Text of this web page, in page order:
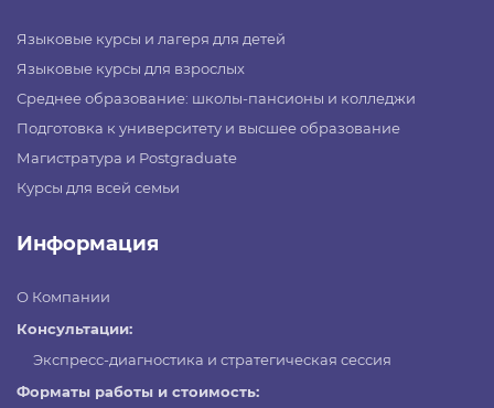
Языковые курсы и лагеря для детей
Языковые курсы для взрослых
Среднее образование: школы-пансионы и колледжи
Подготовка к университету и высшее образование
Магистратура и Postgraduate
Курсы для всей семьи
Информация
О Компании
Консультации:
Экспресс-диагностика и стратегическая сессия
Форматы работы и стоимость: